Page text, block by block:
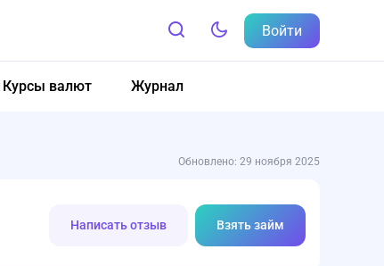
Войти
Курсы валют Журнал
Обновлено: 29 ноября 2025
Написать отзыв Взять займ